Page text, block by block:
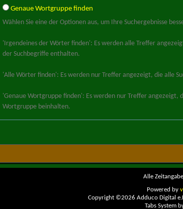
Genaue Wortgruppe finden
Wählen Sie eine der Optionen aus, um Ihre Suchergebnisse
'Irgendeines der Wörter finden': Es werden alle Treffer
der Suchbegriffe enthalten.
'Alle Wörter finden': Es werden nur Treffer angezeigt, die alle
'Genaue Wortgruppe finden': Es werden nur Treffer angezeigt,
Wortgruppe beinhalten.
Alle
Powered by
Copyright ©2026 Adduco Digital
Tabs System